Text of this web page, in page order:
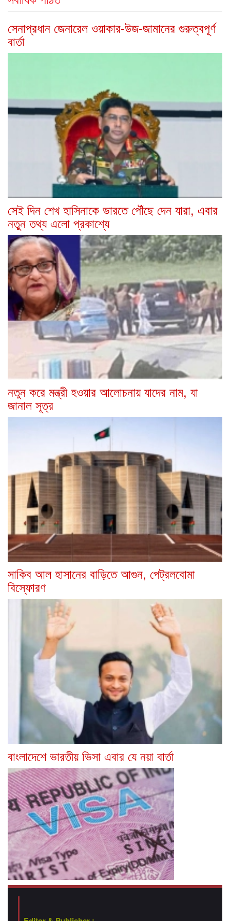
সেনাপ্রধান জেনারেল ওয়াকার-উজ-জামানের গুরুত্বপূর্ণ
বার্তা
সেই দিন শেখ হাসিনাকে ভারতে পৌঁছে দেন যারা, এবার
নতুন তথ্য এলো প্রকাশ্যে
নতুন করে মন্ত্রী হওয়ার আলোচনায় যাদের নাম, যা
জানাল সূত্র
সাকিব আল হাসানের বাড়িতে আগুন, পেট্রলবোমা
বিস্ফোরণ
বাংলাদেশে ভারতীয় ভিসা এবার যে নয়া বার্তা